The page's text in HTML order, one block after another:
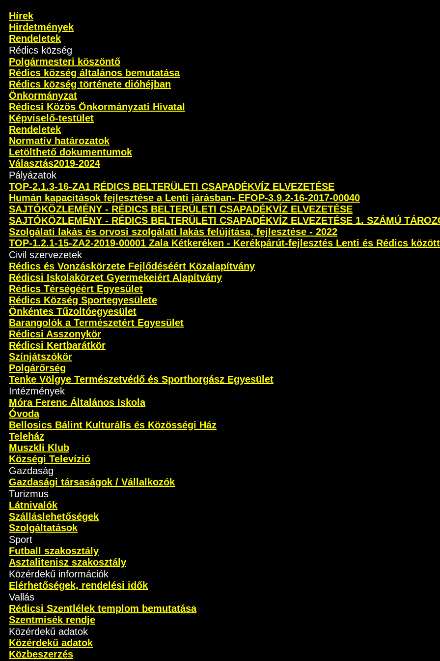
Hírek
Hirdetmények
Rendeletek
Rédics község
Polgármesteri köszöntő
Rédics község általános bemutatása
Rédics község története dióhéjban
Önkormányzat
Rédicsi Közös Önkormányzati Hivatal
Képviselő-testület
Rendeletek
Normatív határozatok
Letölthető dokumentumok
Választás2019-2024
Pályázatok
TOP-2.1.3-16-ZA1 RÉDICS BELTERÜLETI CSAPADÉKVÍZ ELVEZETÉSE
Humán kapacitások fejlesztése a Lenti járásban- EFOP-3.9.2-16-2017-00040
SAJTÓKÖZLEMÉNY - RÉDICS BELTERÜLETI CSAPADÉKVÍZ ELVEZETÉSE
SAJTÓKÖZLEMÉNY - RÉDICS BELTERÜLETI CSAPADÉKVÍZ ELVEZETÉSE 1. SZÁMÚ
Szolgálati lakás és orvosi szolgálati lakás felújítása, fejlesztése - 2022
TOP-1.2.1-15-ZA2-2019-00001 Zala Kétkeréken - Kerékpárút-fejlesztés Lenti és Rédics között
Civil szervezetek
Rédics és Vonzáskörzete Fejlődéséért Közalapítvány
Rédicsi Iskolakörzet Gyermekeiért Alapítvány
Rédics Térségéért Egyesület
Rédics Község Sportegyesülete
Önkéntes Tűzoltóegyesület
Barangolók a Természetért Egyesület
Rédicsi Asszonykör
Rédicsi Kertbarátkör
Színjátszókör
Polgárőrség
Tenke Völgye Természetvédő és Sporthorgász Egyesület
Intézmények
Móra Ferenc Általános Iskola
Óvoda
Bellosics Bálint Kulturális és Közösségi Ház
Teleház
Muszkli Klub
Községi Televízió
Gazdaság
Gazdasági társaságok / Vállalkozók
Turizmus
Látnivalók
Szálláslehetőségek
Szolgáltatások
Sport
Futball szakosztály
Asztalitenisz szakosztály
Közérdekű információk
Elérhetőségek, rendelési idők
Vallás
Rédicsi Szentlélek templom bemutatása
Szentmisék rendje
Közérdekű adatok
Közérdekű adatok
Közbeszerzés